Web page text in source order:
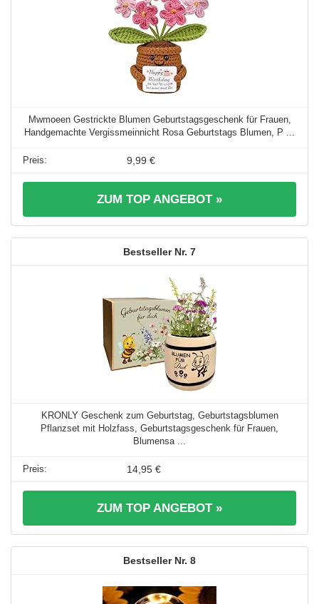
Mwmoeen Gestrickte Blumen Geburtstagsgeschenk für Frauen,
Handgemachte Vergissmeinnicht Rosa Geburtstags Blumen, P ...
9,99 €
ZUM TOP ANGEBOT »
7
KRONLY Geschenk zum Geburtstag, Geburtstagsblumen
Pflanzset mit Holzfass, Geburtstagsgeschenk für Frauen,
Blumensa ...
14,95 €
ZUM TOP ANGEBOT »
8